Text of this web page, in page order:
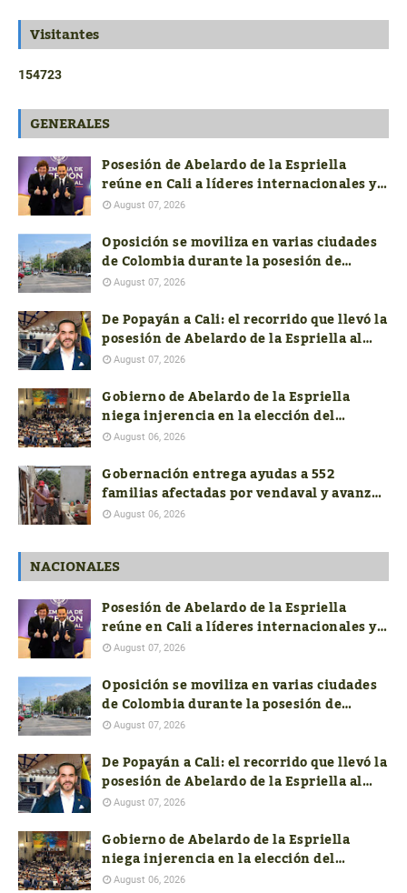
Visitantes
154723
GENERALES
Posesión de Abelardo de la Espriella
reúne en Cali a líderes internacionales y
profundiza la división política en
August 07, 2026
Oposición se moviliza en varias ciudades
de Colombia durante la posesión de
Abelardo de la Espriella
August 07, 2026
De Popayán a Cali: el recorrido que llevó la
posesión de Abelardo de la Espriella al
suroccidente
August 07, 2026
Gobierno de Abelardo de la Espriella
niega injerencia en la elección del
próximo contralor General
August 06, 2026
Gobernación entrega ayudas a 552
familias afectadas por vendaval y avanza
con la reconstrucción de 19 viviendas
August 06, 2026
NACIONALES
Posesión de Abelardo de la Espriella
reúne en Cali a líderes internacionales y
profundiza la división política en
August 07, 2026
Oposición se moviliza en varias ciudades
de Colombia durante la posesión de
Abelardo de la Espriella
August 07, 2026
De Popayán a Cali: el recorrido que llevó la
posesión de Abelardo de la Espriella al
suroccidente
August 07, 2026
Gobierno de Abelardo de la Espriella
niega injerencia en la elección del
próximo contralor General
August 06, 2026